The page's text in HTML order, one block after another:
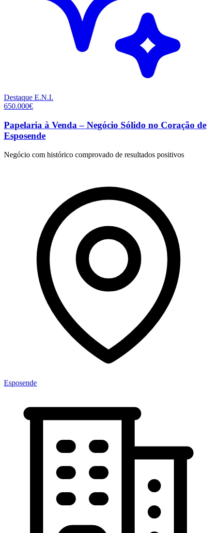
Destaque E.N.I.
650.000€
Papelaria à Venda – Negócio Sólido no Coração de
Esposende
Negócio com histórico comprovado de resultados positivos
Esposende